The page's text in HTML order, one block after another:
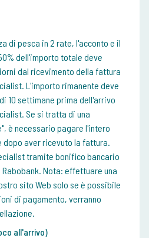
di pesca in 2 rate, l'acconto e il
dell'importo totale deve
dal ricevimento della fattura
L'importo rimanente deve
10 settimane prima dell'arrivo
Se si tratta di una
è necessario pagare l'intero
aver ricevuto la fattura.
tramite bonifico bancario
Nota: effettuare una
sito Web solo se è possibile
di pagamento, verranno
all'arrivo)